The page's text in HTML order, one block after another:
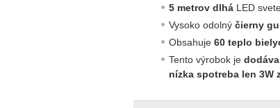
5 metrov dlhá LED
Vysoko odolný čierny
Obsahuje 60 teplo
Tento výrobok je
nízka spotreba len